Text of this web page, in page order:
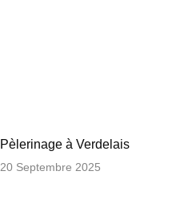
Pèlerinage à Verdelais
20 Septembre 2025